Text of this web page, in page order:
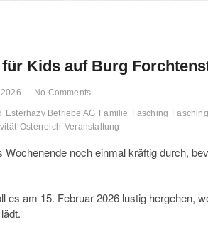
Kids auf Burg
No Comments
Esterhazy Betriebe AG Familie Fasching
Österreich Veranstaltung
Wochenende noch einmal kräftig durch,
es am 15. Februar 2026 lustig hergehen,